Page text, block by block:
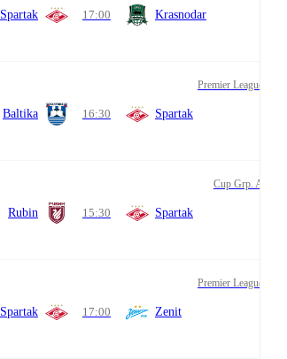
Spartak 17:00 Krasnodar
Premier League
Baltika 16:30 Spartak
Cup Grp. A
Rubin 15:30 Spartak
Premier League
Spartak 17:00 Zenit